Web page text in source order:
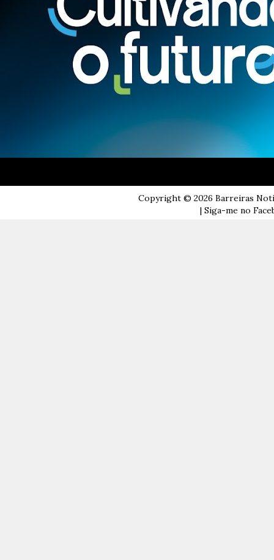
Copyright © 2026 Barreiras
| Siga-me no